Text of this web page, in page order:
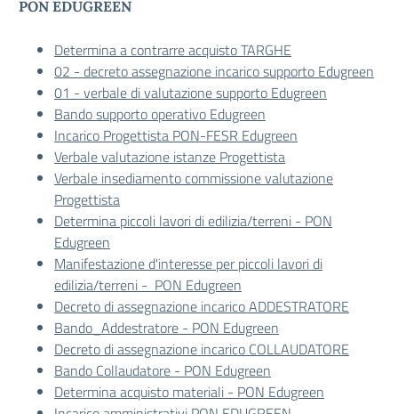
PON EDUGREEN
Determina a contrarre acquisto TARGHE
02 - decreto assegnazione incarico supporto Edugreen
01 - verbale di valutazione supporto Edugreen
Bando supporto operativo Edugreen
Incarico Progettista PON-FESR Edugreen
Verbale valutazione istanze Progettista
Verbale insediamento commissione valutazione
Progettista
Determina piccoli lavori di edilizia/terreni - PON
Edugreen
Manifestazione d'interesse per piccoli lavori di
edilizia/terreni - PON Edugreen
Decreto di assegnazione incarico ADDESTRATORE
Bando_Addestratore - PON Edugreen
Decreto di assegnazione incarico COLLAUDATORE
Bando Collaudatore - PON Edugreen
Determina acquisto materiali - PON Edugreen